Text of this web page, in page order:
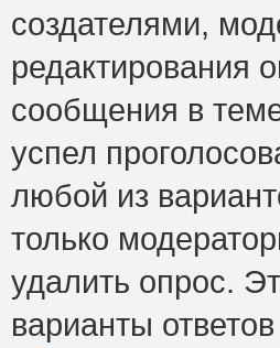
создателями,
редактирования
сообщения в
успел
любой из
только
удалить опрос.
варианты